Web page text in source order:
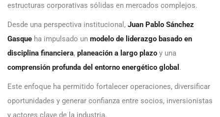
estructuras corporativas sólidas en mercados complejos.
Desde una perspectiva institucional, Juan Pablo Sánchez
Gasque ha impulsado un modelo de liderazgo basado en
disciplina financiera, planeación a largo plazo y una
comprensión profunda del entorno energético global .
Este enfoque ha permitido fortalecer operaciones, diversificar
oportunidades y generar confianza entre socios, inversionistas
y actores clave de la industria.